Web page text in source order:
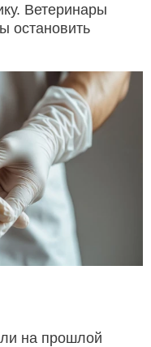
Ветеринары
остановить
на прошлой